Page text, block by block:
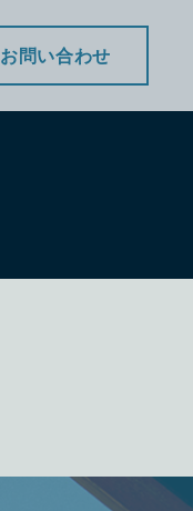
お問い合わせ